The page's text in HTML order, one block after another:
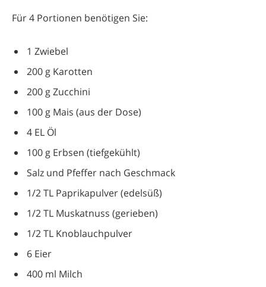
Für 4 Portionen benötigen Sie:
1 Zwiebel
200 g Karotten
200 g Zucchini
100 g Mais (aus der Dose)
4 EL Öl
100 g Erbsen (tiefgekühlt)
Salz und Pfeffer nach Geschmack
1/2 TL Paprikapulver (edelsüß)
1/2 TL Muskatnuss (gerieben)
1/2 TL Knoblauchpulver
6 Eier
400 ml Milch